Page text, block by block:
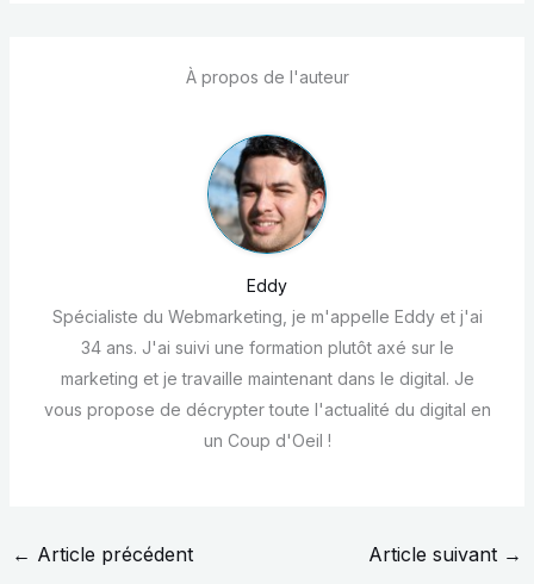
À propos de l'auteur
Eddy
Spécialiste du Webmarketing, je m'appelle Eddy et j'ai
34 ans. J'ai suivi une formation plutôt axé sur le
marketing et je travaille maintenant dans le digital. Je
vous propose de décrypter toute l'actualité du digital en
un Coup d'Oeil !
← Article précédent Article suivant →